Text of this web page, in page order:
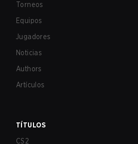
Torneos
Equipos
Jugadores
Noticias
Authors
Artículos
TÍTULOS
CS2